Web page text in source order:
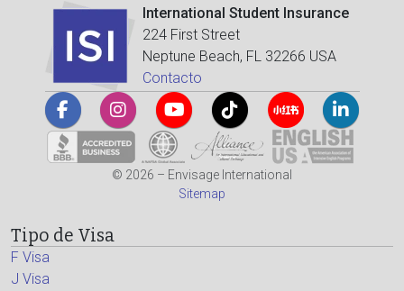
International Student Insurance
224 First Street
Neptune Beach, FL 32266 USA
Contacto
© 2026 – Envisage International
Sitemap
Tipo de Visa
F Visa
J Visa